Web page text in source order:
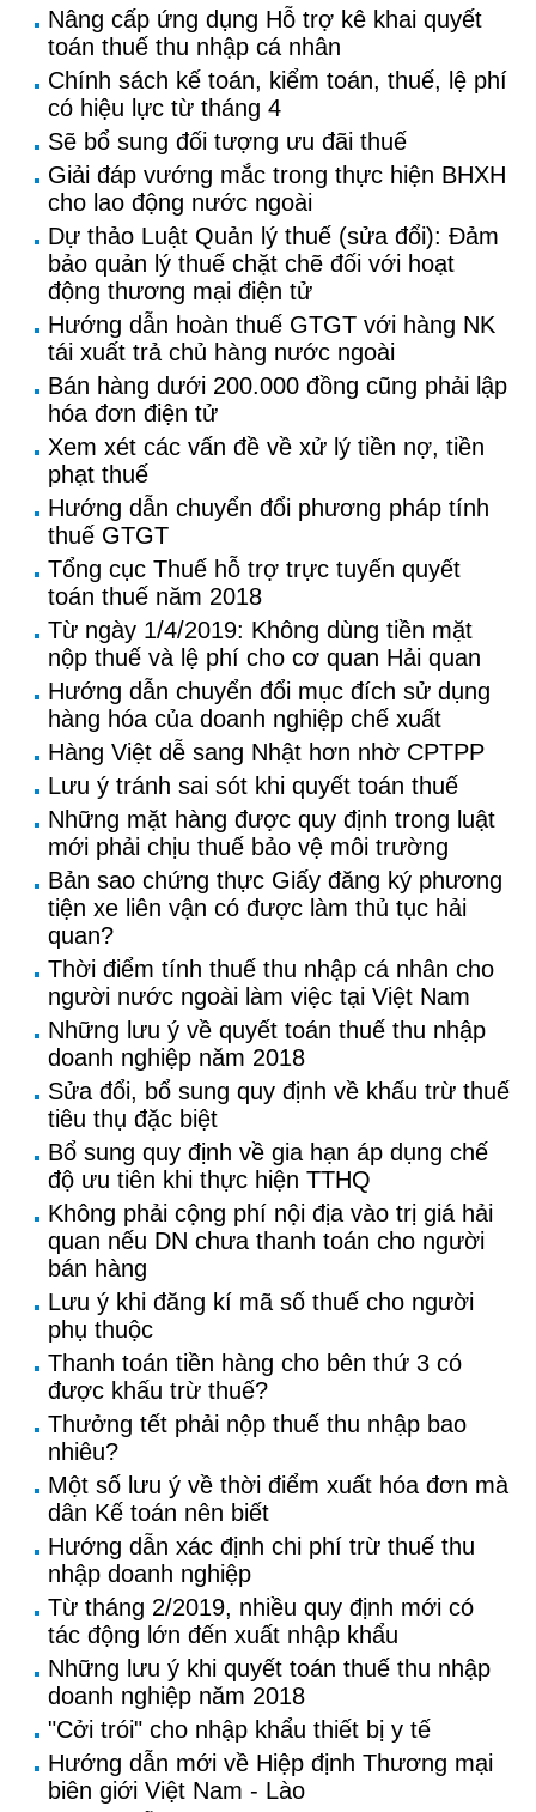
Nâng cấp ứng dụng Hỗ trợ kê khai quyết
toán thuế thu nhập cá nhân
Chính sách kế toán, kiểm toán, thuế, lệ phí
có hiệu lực từ tháng 4
Sẽ bổ sung đối tượng ưu đãi thuế
Giải đáp vướng mắc trong thực hiện BHXH
cho lao động nước ngoài
Dự thảo Luật Quản lý thuế (sửa đổi): Đảm
bảo quản lý thuế chặt chẽ đối với hoạt
động thương mại điện tử
Hướng dẫn hoàn thuế GTGT với hàng NK
tái xuất trả chủ hàng nước ngoài
Bán hàng dưới 200.000 đồng cũng phải lập
hóa đơn điện tử
Xem xét các vấn đề về xử lý tiền nợ, tiền
phạt thuế
Hướng dẫn chuyển đổi phương pháp tính
thuế GTGT
Tổng cục Thuế hỗ trợ trực tuyến quyết
toán thuế năm 2018
Từ ngày 1/4/2019: Không dùng tiền mặt
nộp thuế và lệ phí cho cơ quan Hải quan
Hướng dẫn chuyển đổi mục đích sử dụng
hàng hóa của doanh nghiệp chế xuất
Hàng Việt dễ sang Nhật hơn nhờ CPTPP
Lưu ý tránh sai sót khi quyết toán thuế
Những mặt hàng được quy định trong luật
mới phải chịu thuế bảo vệ môi trường
Bản sao chứng thực Giấy đăng ký phương
tiện xe liên vận có được làm thủ tục hải
quan?
Thời điểm tính thuế thu nhập cá nhân cho
người nước ngoài làm việc tại Việt Nam
Những lưu ý về quyết toán thuế thu nhập
doanh nghiệp năm 2018
Sửa đổi, bổ sung quy định về khấu trừ thuế
tiêu thụ đặc biệt
Bổ sung quy định về gia hạn áp dụng chế
độ ưu tiên khi thực hiện TTHQ
Không phải cộng phí nội địa vào trị giá hải
quan nếu DN chưa thanh toán cho người
bán hàng
Lưu ý khi đăng kí mã số thuế cho người
phụ thuộc
Thanh toán tiền hàng cho bên thứ 3 có
được khấu trừ thuế?
Thưởng tết phải nộp thuế thu nhập bao
nhiêu?
Một số lưu ý về thời điểm xuất hóa đơn mà
dân Kế toán nên biết
Hướng dẫn xác định chi phí trừ thuế thu
nhập doanh nghiệp
Từ tháng 2/2019, nhiều quy định mới có
tác động lớn đến xuất nhập khẩu
Những lưu ý khi quyết toán thuế thu nhập
doanh nghiệp năm 2018
"Cởi trói" cho nhập khẩu thiết bị y tế
Hướng dẫn mới về Hiệp định Thương mại
biên giới Việt Nam - Lào